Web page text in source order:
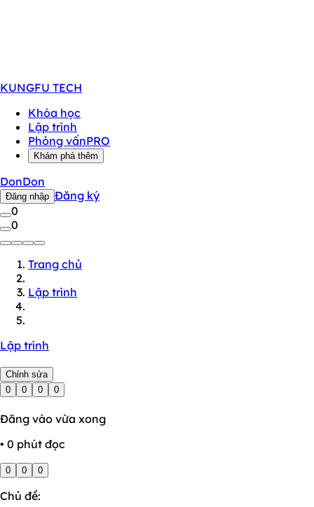
KUNGFU TECH
Khóa học
Lập trình
Phỏng vấnPRO
Khám phá thêm
DonDon
Đăng nhập Đăng ký
0
0
Trang chủ
Lập trình
Lập trình
Chỉnh sửa
0
0 0 0
Đăng vào vừa xong
• 0 phút đọc
0 0 0
Chủ đề: